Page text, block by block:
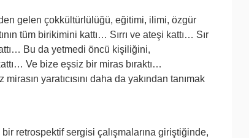
gelen çokkültürlülüğü, eğitimi, ilimi, özgür
tüm birikimini kattı… Sırrı ve ateşi kattı… Sır
Bu da yetmedi öncü kişiliğini,
kattı… Ve bize eşsiz bir miras bıraktı…
yaratıcısını daha da yakından tanımak
retrospektif sergisi çalışmalarına giriştiğinde,